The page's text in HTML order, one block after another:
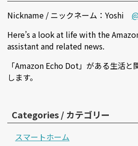
Nickname / ニックネーム：Yoshi
Here’s a look at life with the
assistant and related news.
「Amazon Echo Dot」がある生活と
します。
Categories / カテゴリー
スマートホーム